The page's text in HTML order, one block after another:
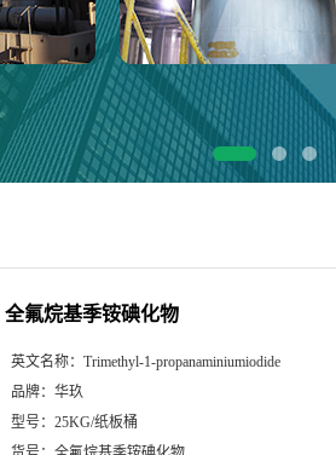
全氟烷基季铵碘化物
英文名称： Trimethyl-1-propanaminiumiodide
品牌： 华玖
型号： 25KG/纸板桶